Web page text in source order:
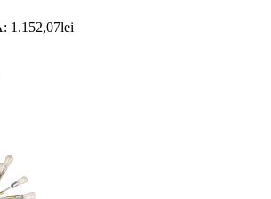
1.152,07lei